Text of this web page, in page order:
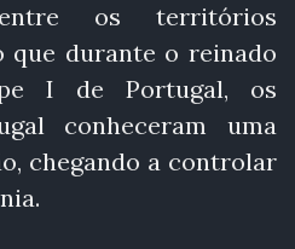
os territórios
que durante o reinado
I de Portugal, os
conheceram uma
chegando a controlar